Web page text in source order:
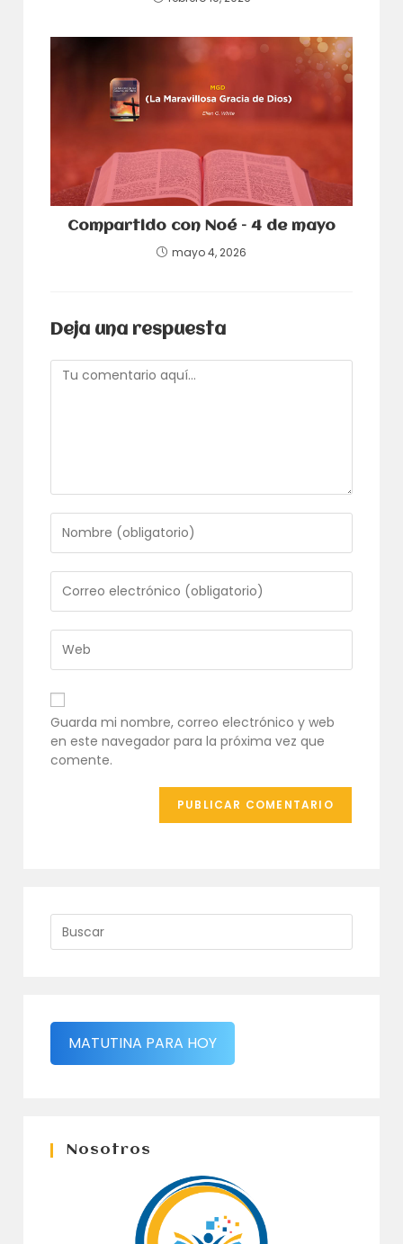
Compartido con Noé – 4 de mayo
mayo 4, 2026
Deja una respuesta
Comentario
tu
nombre
o
nombre
de
usuario
para
comentar
tu
dirección
de
correo
electrónico
para
comentar
URL
de
tu
web
(opcional)
Guarda mi nombre, correo electrónico y web
en este navegador para la próxima vez que
comente.
MATUTINA PARA HOY
Nosotros